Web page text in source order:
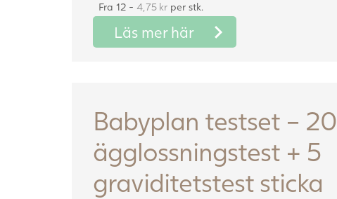
Fra 12 - 4,75 kr per stk.
Läs mer här
Babyplan testset – 20
ägglossningstest + 5
graviditetstest sticka